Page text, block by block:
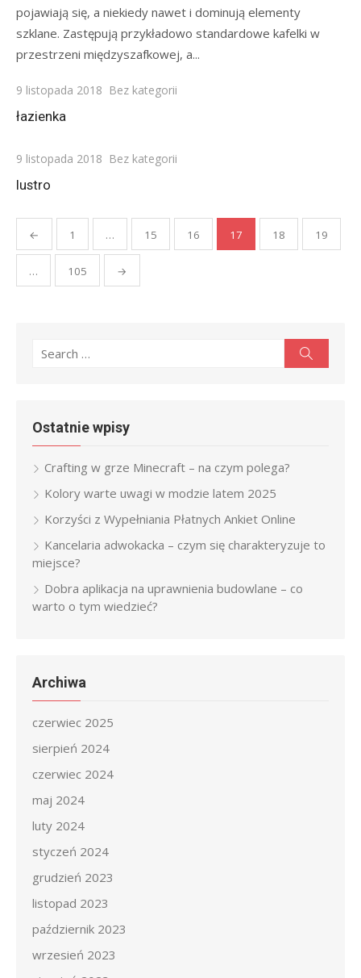
pojawiają się, a niekiedy nawet i dominują elementy
szklane. Zastępują przykładowo standardowe kafelki w
przestrzeni międzyszafkowej, a...
Posted
on
9 listopada 2018 Bez kategorii
łazienka
Posted
on
9 listopada 2018 Bez kategorii
lustro
Stronicowanie
wpisów
← 1 … 15 16 17 18 19
… 105 →
Search
Ostatnie wpisy
Crafting w grze Minecraft – na czym polega?
Kolory warte uwagi w modzie latem 2025
Korzyści z Wypełniania Płatnych Ankiet Online
Kancelaria adwokacka – czym się charakteryzuje to
miejsce?
Dobra aplikacja na uprawnienia budowlane – co
warto o tym wiedzieć?
Archiwa
czerwiec 2025
sierpień 2024
czerwiec 2024
maj 2024
luty 2024
styczeń 2024
grudzień 2023
listopad 2023
październik 2023
wrzesień 2023